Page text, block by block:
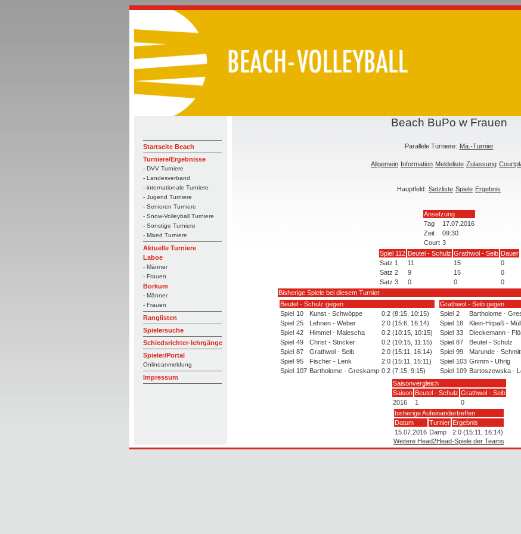
Startseite Beach
Turniere/Ergebnisse
- DVV Turniere
- Landesverband
- internationale Turniere
- Jugend Turniere
- Senioren Turniere
- Snow-Volleyball Turniere
- Sonstige Turniere
- Mixed Turniere
Aktuelle Turniere
Laboe
- Männer
- Frauen
Borkum
- Männer
- Frauen
Ranglisten
Spielersuche
Schiedsrichter-lehrgänge
Spieler/Portal
Onlineanmeldung
Impressum
Beach BuPo w Frauen
Parallele Turniere: Mä.-Turnier
Allgemein Information Meldeliste Zulassung
Hauptfeld: Setzliste Spiele Ergebnis
Ansetzung
Tag
17.07.2016
Zeit
09:30
Court 3
Spiel 112 Beutel - Schulz Grathwol - Seib Dauer
Satz 1
11 15
0
Satz 2
9 15
0
Satz 3
0 0
0
Bisherige Spiele bei diesem Turnier
Beutel - Schulz gegen
Spiel 10 Kunst - Schwöppe
0:2 (8:15, 10:15)
Spiel 25 Lehnen - Weber
2:0 (15:6, 16:14)
Spiel 42 Himmel - Malescha
0:2 (10:15, 10:15)
Spiel 49 Christ - Stricker
0:2 (10:15, 11:15)
Spiel 87 Grathwol - Seib
2:0 (15:11, 16:14)
Spiel 95 Fischer - Lenk
2:0 (15:11, 15:11)
Spiel 107 Bartholome - Greskamp 0:2 (7:15, 9:15)
Grathwol - Seib gegen
Spiel 2 Bartholome -
Spiel 18 Klein-Hitpaß -
Spiel 33 Dieckemann -
Spiel 87 Beutel - Schulz
Spiel 99 Marunde -
Spiel 103 Grimm - Uhrig
Spiel 109 Bartoszewska -
Saisonvergleich
Saison Beutel - Schulz Grathwol - Seib
2016
1
0
bisherige Aufeinandertreffen
Datum
Turnier Ergebnis
15.07.2016 Damp
2:0 (15:11, 16:14)
Weitere Head2Head-Spiele der Teams